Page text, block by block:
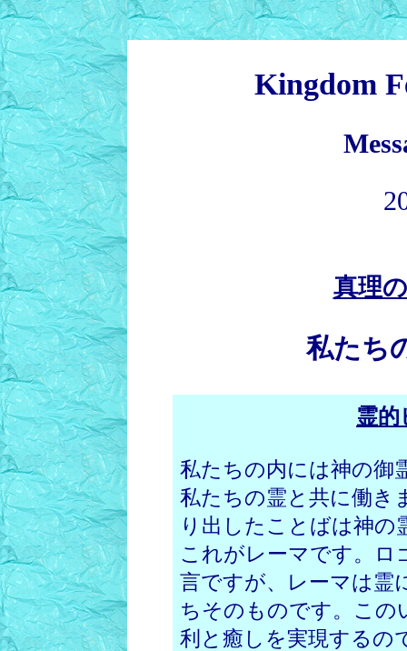
Kingdom
真理
私たち
霊
私たちの内には神の御
私たちの霊と共に働き
り出したことばは神
これがレーマです。ロ
言ですが、レーマは霊
ちそのものです。この
利と癒しを実現するの